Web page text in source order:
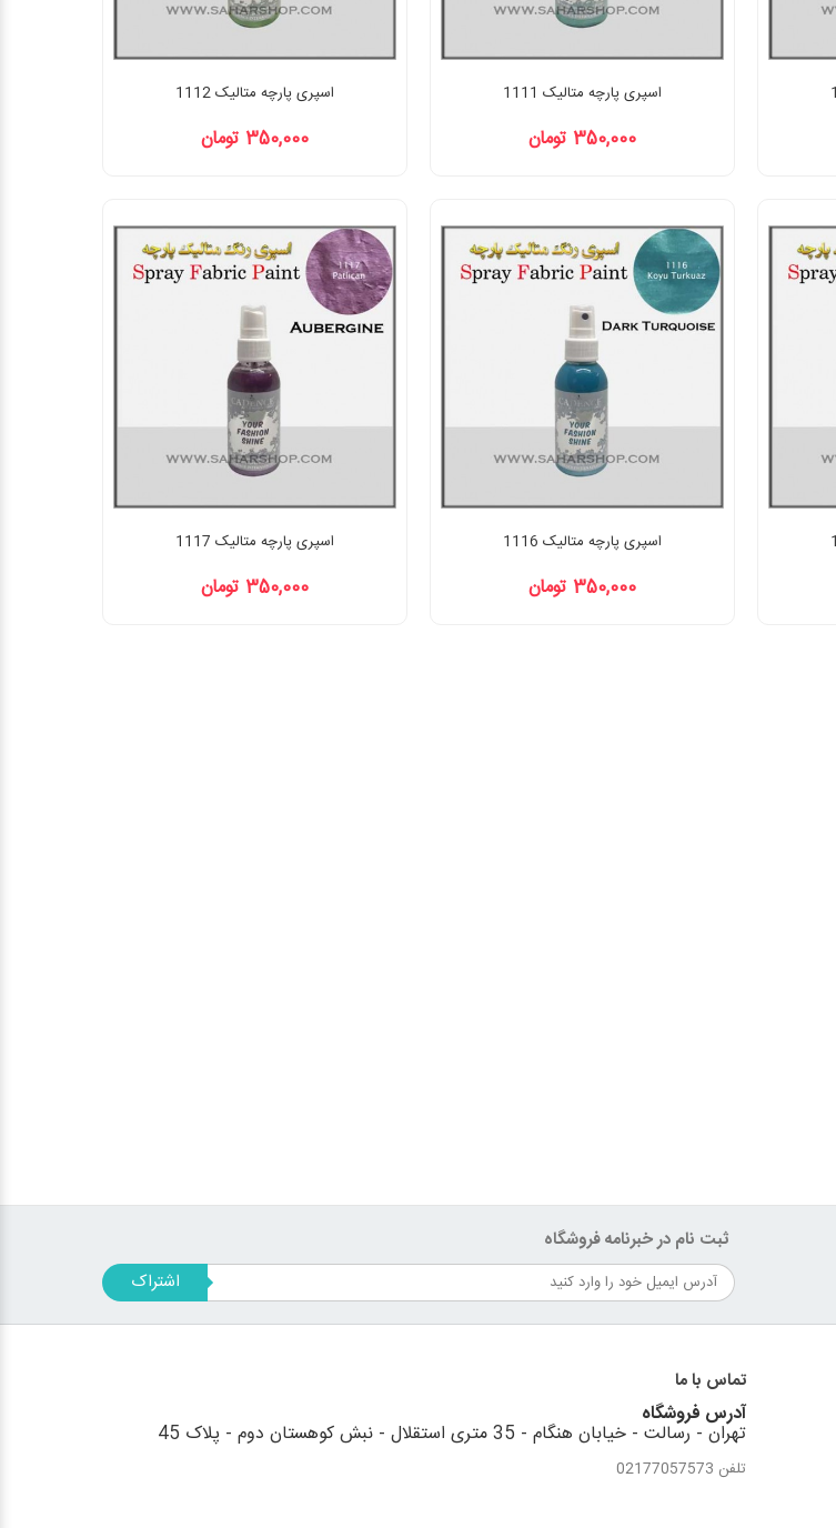
اسپری پارچه متالیک 1111
350,000 تومان
اسپری پارچه متالیک 1112
350,000 تومان
اسپری پارچه متالیک 1116
350,000 تومان
اسپری پارچه متالیک 1117
350,000 تومان
ثبت نام در خبرنامه فروشگاه
اشتراک
تماس با ما
آدرس فروشگاه
تهران - رسالت - خیابان هنگام - 35 متری استقلال - نبش کوهستان دوم - پلاک 45
تلفن 02177057573